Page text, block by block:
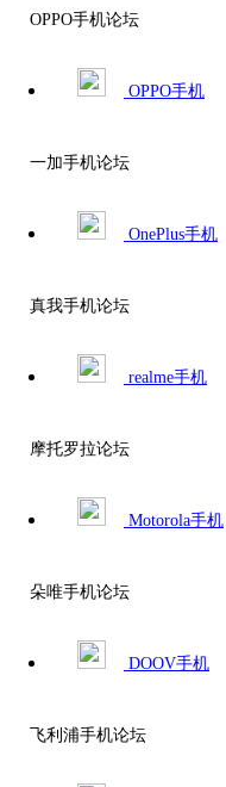
OPPO手机论坛
OPPO手机
一加手机论坛
OnePlus手机
真我手机论坛
realme手机
摩托罗拉论坛
Motorola手机
朵唯手机论坛
DOOV手机
飞利浦手机论坛